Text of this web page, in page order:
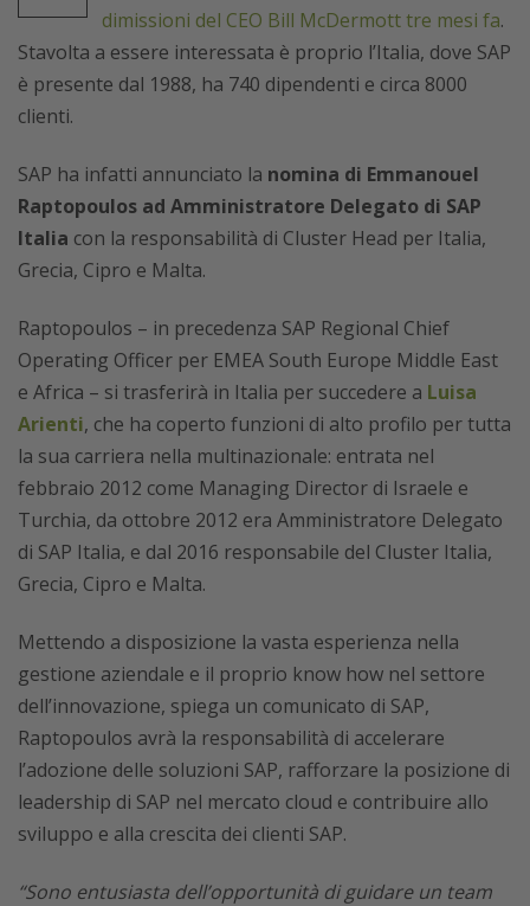
dimissioni del CEO Bill McDermott tre mesi fa.
Stavolta a essere interessata è proprio l’Italia, dove SAP
è presente dal 1988, ha 740 dipendenti e circa 8000
clienti.
SAP ha infatti annunciato la nomina di Emmanouel
Raptopoulos ad Amministratore Delegato di SAP
Italia con la responsabilità di Cluster Head per Italia,
Grecia, Cipro e Malta.
Raptopoulos – in precedenza SAP Regional Chief
Operating Officer per EMEA South Europe Middle East
e Africa – si trasferirà in Italia per succedere a Luisa
Arienti, che ha coperto funzioni di alto profilo per tutta
la sua carriera nella multinazionale: entrata nel
febbraio 2012 come Managing Director di Israele e
Turchia, da ottobre 2012 era Amministratore Delegato
di SAP Italia, e dal 2016 responsabile del Cluster Italia,
Grecia, Cipro e Malta.
Mettendo a disposizione la vasta esperienza nella
gestione aziendale e il proprio know how nel settore
dell’innovazione, spiega un comunicato di SAP,
Raptopoulos avrà la responsabilità di accelerare
l’adozione delle soluzioni SAP, rafforzare la posizione di
leadership di SAP nel mercato cloud e contribuire allo
sviluppo e alla crescita dei clienti SAP.
“Sono entusiasta dell’opportunità di guidare un team